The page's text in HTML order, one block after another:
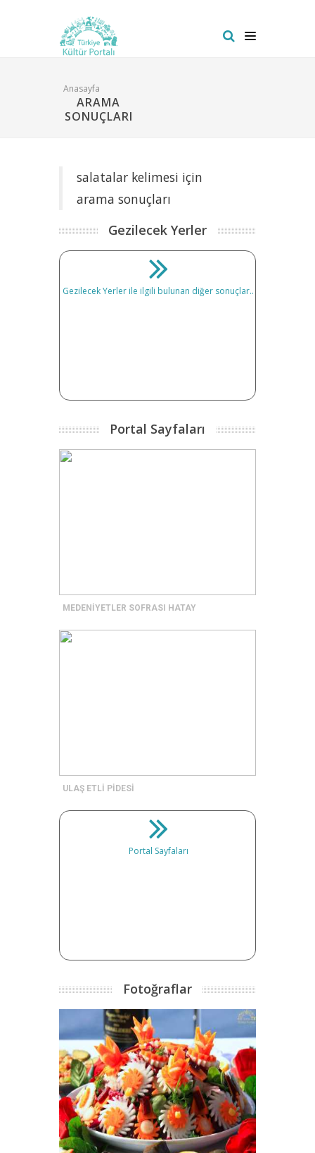
Anasayfa
ARAMA
SONUÇLARI
salatalar kelimesi için
arama sonuçları
Gezilecek Yerler
Gezilecek Yerler ile ilgili bulunan diğer sonuçlar..
Portal Sayfaları
MEDENİYETLER SOFRASI HATAY
ULAŞ ETLİ PİDESİ
Portal Sayfaları
Fotoğraflar